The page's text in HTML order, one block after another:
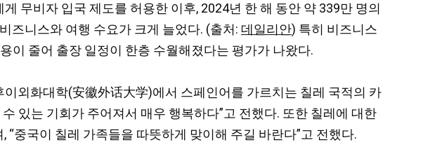
무비자 입국 제도를 허용한 이후, 2024년 한 해 동안 약 339만 명의
즈니스와 여행 수요가 크게 늘었다. (출처: 데일리안) 특히 비즈니스
이 줄어 출장 일정이 한층 수월해졌다는 평가가 나왔다.
외화대학(安徽外话大学)에서 스페인어를 가르치는 칠레 국적의 카
있는 기회가 주어져서 매우 행복하다”고 전했다. 또한 칠레에 대한
중국이 칠레 가족들을 따뜻하게 맞이해 주길 바란다”고 전했다.